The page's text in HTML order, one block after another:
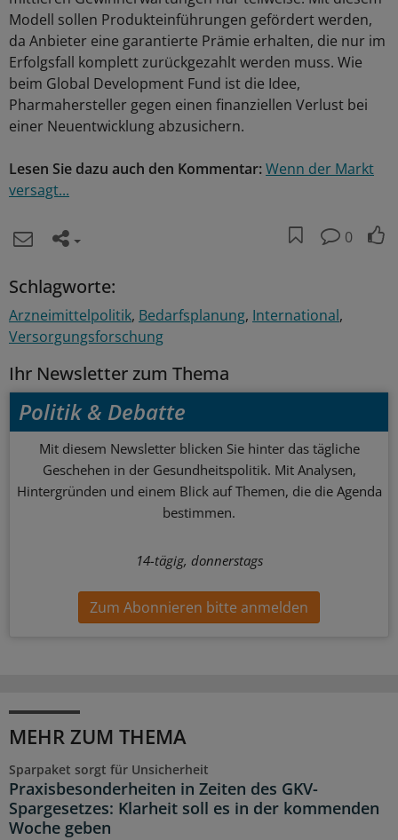
Modell sollen Produkteinführungen gefördert werden,
da Anbieter eine garantierte Prämie erhalten, die nur im
Erfolgsfall komplett zurückgezahlt werden muss. Wie
beim Global Development Fund ist die Idee,
Pharmahersteller gegen einen finanziellen Verlust bei
einer Neuentwicklung abzusichern.
Lesen Sie dazu auch den Kommentar:Wenn der Markt
versagt...
0
Schlagworte:
Arzneimittelpolitik Bedarfsplanung International
Versorgungsforschung
Ihr Newsletter zum Thema
Politik & Debatte
Mit diesem Newsletter blicken Sie hinter das tägliche
Geschehen in der Gesundheitspolitik. Mit Analysen,
Hintergründen und einem Blick auf Themen, die die Agenda
bestimmen.
14-tägig, donnerstags
Zum Abonnieren bitte anmelden
MEHR ZUM THEMA
Sparpaket sorgt für Unsicherheit
Praxisbesonderheiten in Zeiten des GKV-
Spargesetzes: Klarheit soll es in der kommenden
Woche geben